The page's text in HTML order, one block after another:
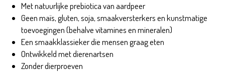
Met natuurlijke prebiotica van aardpeer
Geen maïs, gluten, soja, smaakversterkers en kunstmatige
toevoegingen (behalve vitamines en mineralen)
Een smaakklassieker die mensen graag eten
Ontwikkeld met dierenartsen
Zonder dierproeven